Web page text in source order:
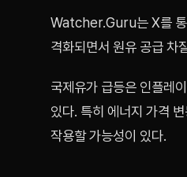
Watcher.Guru는 X를 통
격화되면서 원유 공급 차
국제유가 급등은 인플레
있다. 특히 에너지 가격
작용할 가능성이 있다.